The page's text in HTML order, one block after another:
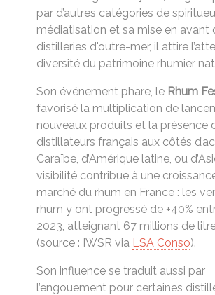
par d’autres catégories de
médiatisation et sa mise en avant
distilleries d'outre-mer, il attire
diversité du patrimoine rhumier
Son événement phare, le Rhum
favorisé la multiplication de
nouveaux produits et la présence
distillateurs français aux côtés
Caraïbe, d’Amérique latine, ou
visibilité contribue à une
marché du rhum en France : les
rhum y ont progressé de +40%
2023, atteignant 67 millions de
(source : IWSR via LSA Conso).
Son influence se traduit aussi par
l’engouement pour certaines